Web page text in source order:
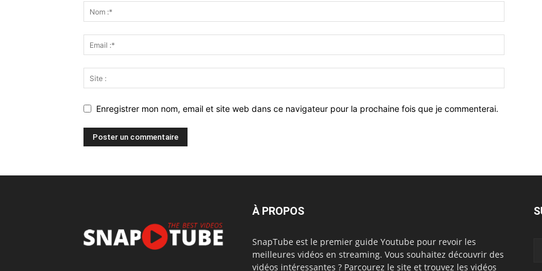
Enregistrer mon nom, email et site web dans ce navigateur pour la prochaine fois que je commenterai.
À PROPOS
SnapTube est le premier guide Youtube pour revoir les
meilleures vidéos en streaming. Vous souhaitez découvrir des
vidéos intéressantes ? Parcourez le site et trouvez les vidéos